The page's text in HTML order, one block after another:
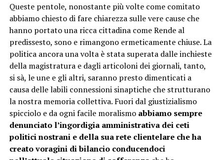
Queste pentole, nonostante più volte come comitato
abbiamo chiesto di fare chiarezza sulle vere cause che
hanno portato una ricca cittadina come Rende al
predissesto, sono e rimangono ermeticamente chiuse. La
politica ancora una volta è stata superata dalle inchieste
della magistratura e dagli articoloni dei giornali, tanto,
si sà, le une e gli altri, saranno presto dimenticati a
causa delle labili connessioni sinaptiche che strutturano
la nostra memoria collettiva. Fuori dal giustizialismo
spicciolo e da ogni facile moralismo abbiamo sempre
denunciato l’ingordigia amministrativa dei ceti
politici nostrani e della sua rete clientelare che ha
creato voragini di bilancio conducendoci